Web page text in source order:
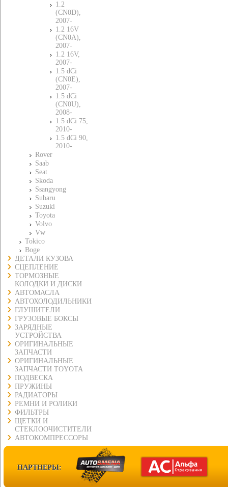
1.2
(CN0D),
2007-
1.2 16V
(CN0A),
2007-
1.2 16V,
2007-
1.5 dCi
(CN0E),
2007-
1.5 dCi
(CN0U),
2008-
1.5 dCi 75,
2010-
1.5 dCi 90,
2010-
Rover
Saab
Seat
Skoda
Ssangyong
Subaru
Suzuki
Toyota
Volvo
Vw
Tokico
Boge
ДЕТАЛИ КУЗОВА
СЦЕПЛЕНИЕ
ТОРМОЗНЫЕ
КОЛОДКИ И ДИСКИ
АВТОМАСЛА
АВТОХОЛОДИЛЬНИКИ
ГЛУШИТЕЛИ
ГРУЗОВЫЕ БОКСЫ
ЗАРЯДНЫЕ
УСТРОЙСТВА
ОРИГИНАЛЬНЫЕ
ЗАПЧАСТИ
ОРИГИНАЛЬНЫЕ
ЗАПЧАСТИ TOYOTA
ПОДВЕСКА
ПРУЖИНЫ
РАДИАТОРЫ
РЕМНИ И РОЛИКИ
ФИЛЬТРЫ
ЩЕТКИ И
СТЕКЛООЧИСТИТЕЛИ
АВТОКОМПРЕССОРЫ
ПАРТНЕРЫ: